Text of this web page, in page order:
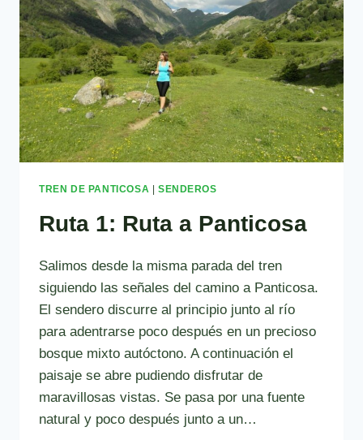
TENDENERA
TREN DE PANTICOSA SENDEROS
Ruta 1: Ruta a Panticosa
Salimos desde la misma parada del tren
siguiendo las señales del camino a Panticosa.
El sendero discurre al principio junto al río
para adentrarse poco después en un precioso
bosque mixto autóctono. A continuación el
paisaje se abre pudiendo disfrutar de
maravillosas vistas. Se pasa por una fuente
natural y poco después junto a un…